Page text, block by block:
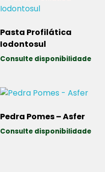
Pasta Profilática
Iodontosul
Consulte disponibilidade
Pedra Pomes – Asfer
Consulte disponibilidade